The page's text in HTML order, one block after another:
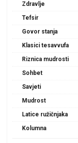
Zdravlje
Tefsir
Govor stanja
Klasici tesavvufa
Riznica mudrosti
Sohbet
Savjeti
Mudrost
Latice ružičnjaka
Kolumna